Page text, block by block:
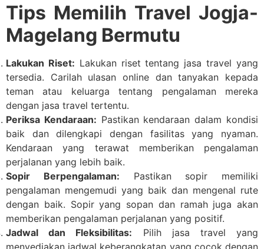
Tips Memilih Travel Jogja-
Magelang Bermutu
Lakukan Riset: Lakukan riset tentang jasa travel yang
tersedia. Carilah ulasan online dan tanyakan kepada
teman atau keluarga tentang pengalaman mereka
dengan jasa travel tertentu.
Periksa Kendaraan: Pastikan kendaraan dalam kondisi
baik dan dilengkapi dengan fasilitas yang nyaman.
Kendaraan yang terawat memberikan pengalaman
perjalanan yang lebih baik.
Sopir Berpengalaman: Pastikan sopir memiliki
pengalaman mengemudi yang baik dan mengenal rute
dengan baik. Sopir yang sopan dan ramah juga akan
memberikan pengalaman perjalanan yang positif.
Jadwal dan Fleksibilitas: Pilih jasa travel yang
menyediakan jadwal keberangkatan yang cocok dengan